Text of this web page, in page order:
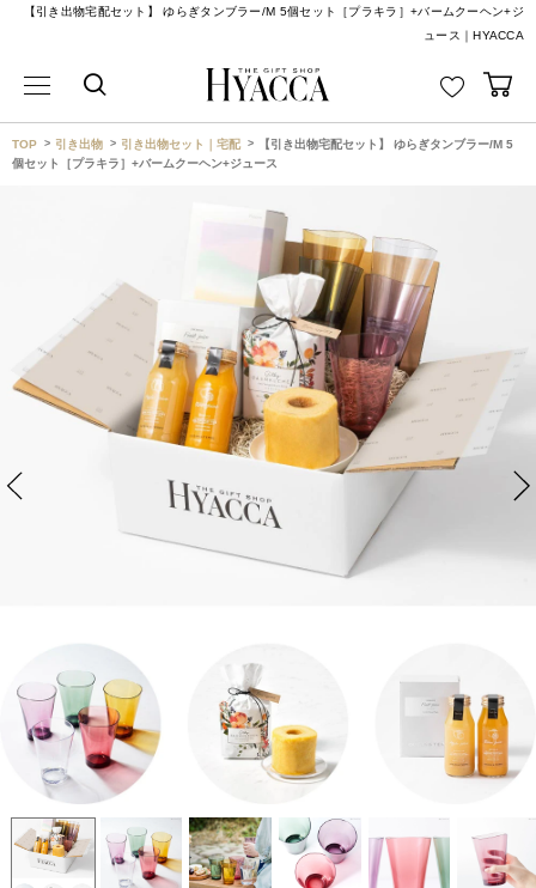
【引き出物宅配セット】 ゆらぎタンブラー/M 5個セット［プラキラ］+バームクーヘン+ジ
ュース｜HYACCA
TOP 引き出物 引き出物セット｜宅配
【引き出物宅配セット】 ゆらぎタンブラー/M 5
個セット［プラキラ］+バームクーヘン+ジュース